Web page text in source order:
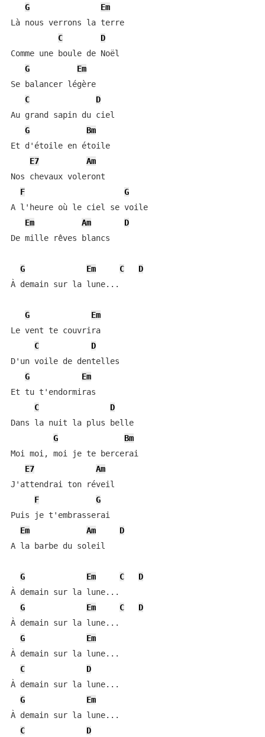
G
Em
Là nous verrons la terre
C
D
Comme une boule de Noël
G
Em
Se balancer légère
C
D
Au grand sapin du ciel
G
Bm
Et d'étoile en étoile
E7
Am
Nos chevaux voleront
F
G
A l'heure où le ciel se voile
Em
Am
D
De mille rêves blancs
G Em C
D
À demain sur la lune...
G
Em
Le vent te couvrira
C
D
D'un voile de dentelles
G
Em
Et tu t'endormiras
C
D
Dans la nuit la plus belle
G
Bm
Moi moi, moi je te bercerai
E7
Am
J'attendrai ton réveil
F
G
Puis je t'embrasserai
Em
Am
D
A la barbe du soleil
G Em C
D
À demain sur la lune...
G
Em C
D
À demain sur la lune...
G
Em
À demain sur la lune...
C
D
À demain sur la lune...
G
Em
À demain sur la lune...
C
D